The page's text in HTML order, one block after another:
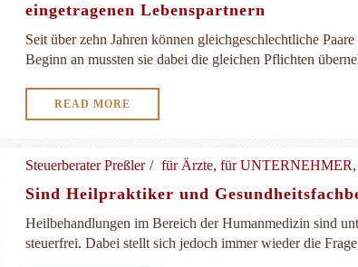
eingetragenen Lebenspartnern
Seit über zehn Jahren können gleichgeschlechtliche
Beginn an mussten sie dabei die gleichen Pflichten
READ MORE
Steuerberater Preßler für Ärzte, für UNTERNEHMER,
Sind Heilpraktiker und
Heilbehandlungen im Bereich der Humanmedizin sind
steuerfrei. Dabei stellt sich jedoch immer wieder die